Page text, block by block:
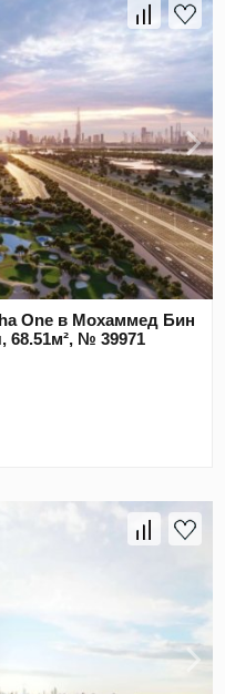
One в Мохаммед Бин
68.51м², № 39971